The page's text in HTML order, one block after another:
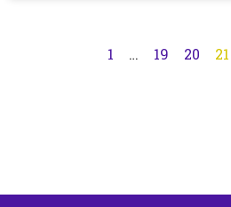
1 … 19 20 21